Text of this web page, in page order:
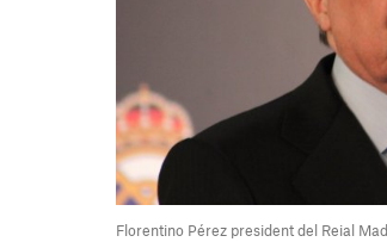
Florentino Pérez president del Reial